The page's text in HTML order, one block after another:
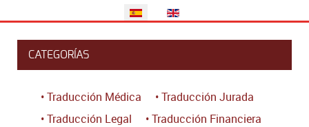
CATEGORÍAS
• Traducción Médica
• Traducción Jurada
• Traducción Legal
• Traducción Financiera